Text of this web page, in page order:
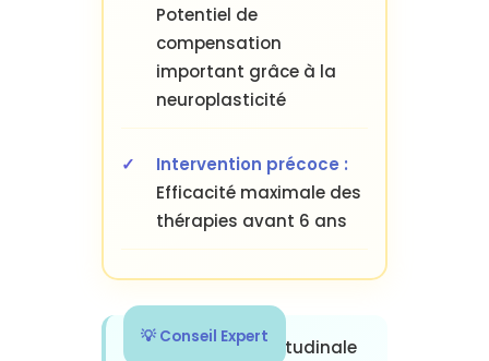
Potentiel de
compensation
important grâce à la
neuroplasticité
Intervention précoce :
Efficacité maximale des
thérapies avant 6 ans
💡 Conseil Expert
L'observation longitudinale